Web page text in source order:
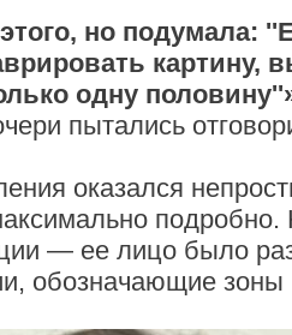
но подумала:
картину,
одну
пытались
оказался
— ее лицо было
обозначающие зоны